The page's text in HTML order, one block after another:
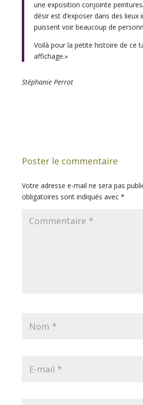
une exposition conjointe
désir est d’exposer dans des lieux
puissent voir beaucoup de
Voilà pour la petite histoire de ce
affichage.»
Stéphanie Perrot
Poster le commentaire
Votre adresse e-mail ne sera pas
obligatoires sont indiqués avec *